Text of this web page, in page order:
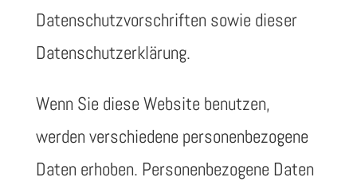
Datenschutzvorschriften sowie dieser
Datenschutzerklärung.
Wenn Sie diese Website benutzen,
werden verschiedene personenbezogene
Daten erhoben. Personenbezogene Daten